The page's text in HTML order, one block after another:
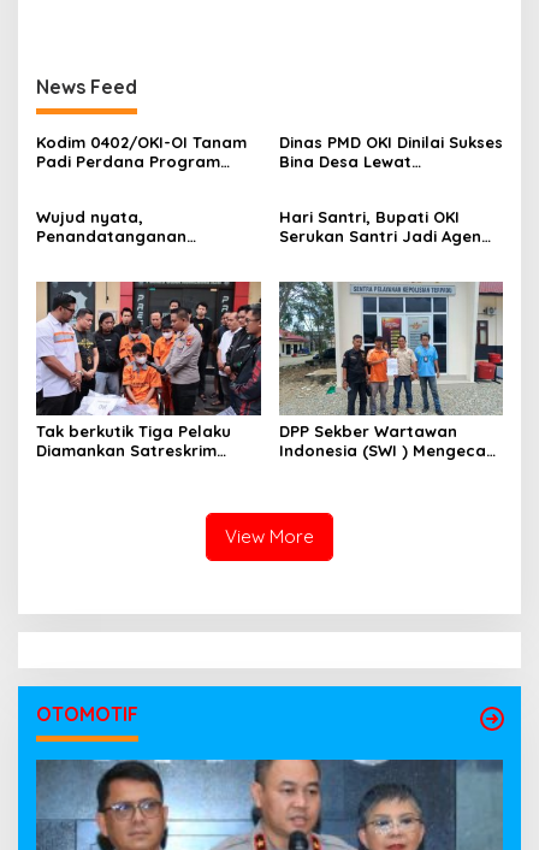
News Feed
Kodim 0402/OKI-OI Tanam
Padi Perdana Program
Dinas PMD OKI Dinilai Sukses
Bina Desa Lewat
Wujud nyata,
Penandatanganan
Lingkungan
Pemasyarakatan
Kayuagung ( LP )
Hari Santri, Bupati OKI
Serukan Santri Jadi Agen
Tak berkutik Tiga Pelaku
Diamankan Satreskrim
DPP Sekber Wartawan
Indonesia (SWI ) Mengecam
View More
OTOMOTIF